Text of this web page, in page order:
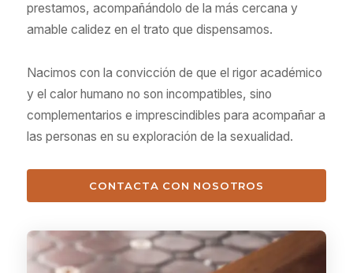
prestamos, acompañándolo de la más cercana y
amable calidez en el trato que dispensamos.
Nacimos con la convicción de que el rigor académico
y el calor humano no son incompatibles, sino
complementarios e imprescindibles para acompañar a
las personas en su exploración de la sexualidad.
CONTACTA CON NOSOTROS